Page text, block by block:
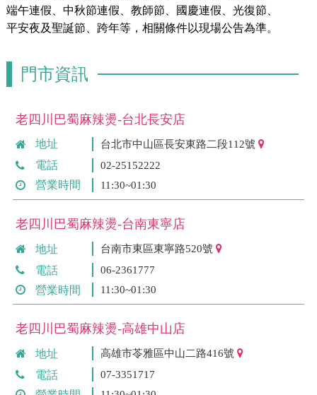
端午連假、中秋節連假、教師節、國慶連假、光復節、
平安夜及聖誕節、跨年等，相關條件以現場公告為準。
門市資訊
老四川巴蜀麻辣燙-台北長安店
地址 台北市中山區長安東路二段112號
電話 02-25152222
營業時間 11:30~01:30
老四川巴蜀麻辣燙-台南東寧店
地址 台南市東區東寧路520號
電話 06-2361777
營業時間 11:30~01:30
老四川巴蜀麻辣燙-高雄中山店
地址 高雄市苓雅區中山二路416號
電話 07-3351717